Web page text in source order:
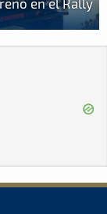
en el Rally